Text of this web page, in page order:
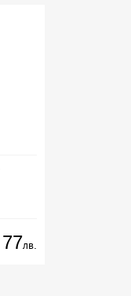
77лв.